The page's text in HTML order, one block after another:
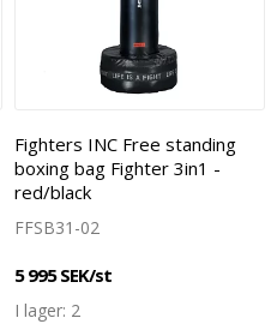
Fighters INC Free standing
boxing bag Fighter 3in1 -
red/black
FFSB31-02
5 995 SEK/st
I lager: 2